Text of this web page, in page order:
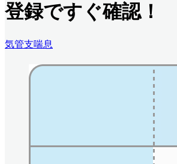
登録ですぐ確認！
気管支喘息